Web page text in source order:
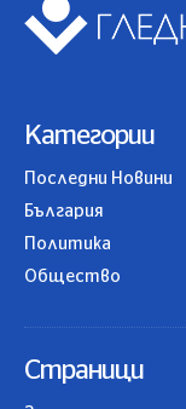
Категории
Последни Новини
България
Политика
Общество
Страници